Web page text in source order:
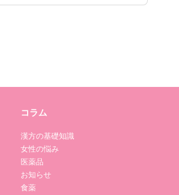
コラム
漢方の基礎知識
女性の悩み
医薬品
お知らせ
食薬